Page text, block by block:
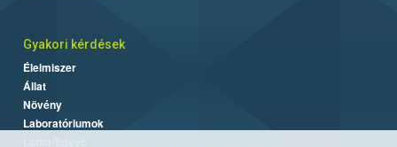
Gyakori kérdések
Élelmiszer
Állat
Növény
Laboratóriumok